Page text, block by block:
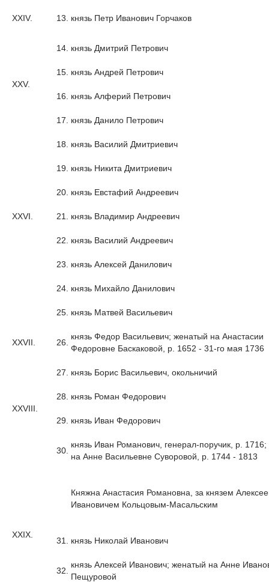
XXIV. 13. князь Петр Иванович Горчаков
XXV.
14. князь Дмитрий Петрович
15. князь Андрей Петрович
16. князь Алферий Петрович
17. князь Данило Петрович
XXVI.
18. князь Василий Дмитриевич
19. князь Никита Дмитриевич
20. князь Евстафий Андреевич
21. князь Владимир Андреевич
22. князь Василий Андреевич
23. князь Алексей Данилович
24. князь Михайло Данилович
XXVII.
25. князь Матвей Васильевич
26.
князь Федор Васильевич; женатый на Анастасии
Федоровне Баскаковой, р. 1652 - 31-го мая 1736
27. князь Борис Васильевич, окольничий
XXVIII.
28. князь Роман Федорович
29. князь Иван Федорович
XXIX.
30.
князь Иван Романович, генерал-поручик, р.
на Анне Васильевне Суворовой, р. 1744 - 1813
Княжна Анастасия Романовна, за князем
Ивановичем Кольцовым-Масальским
31. князь Николай Иванович
32.
князь Алексей Иванович; женатый на Анне
Пещуровой